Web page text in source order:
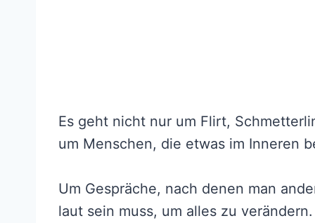
Es geht nicht nur um Flirt,
um Menschen, die etwas im Inneren
Um Gespräche, nach denen man
laut sein muss, um alles zu verändern.